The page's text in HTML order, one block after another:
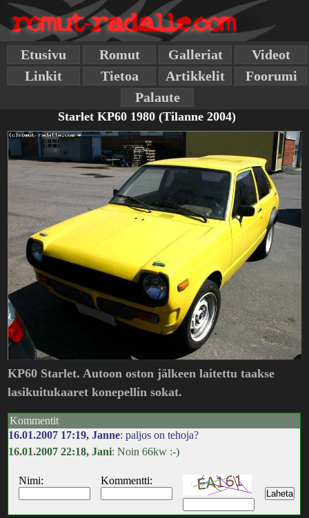
Etusivu Romut Galleriat
Videot
Linkit
Tietoa Artikkelit
Foorumi
Palaute
Starlet KP60 1980 (Tilanne 2004)
KP60 Starlet. Autoon oston jälkeen laitettu taakse
lasikuitukaaret konepellin sokat.
Kommentit
16.01.2007 17:19, Janne: paljos on tehoja?
16.01.2007 22:18, Jani: Noin 66kw :-)
Nimi: Kommentti: